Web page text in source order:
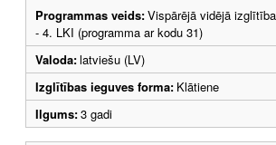
Programmas veids:Vispārējā vidējā
- 4. LKI (programma ar kodu 31)
Valoda:latviešu (LV)
Izglītības ieguves forma: Klātiene
Ilgums:3 gadi